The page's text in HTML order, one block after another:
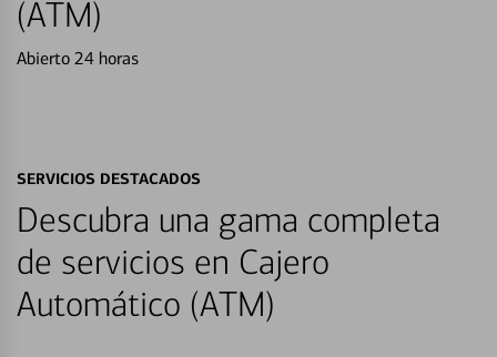
(ATM)
Abierto 24 horas
SERVICIOS DESTACADOS
Descubra una gama completa
de servicios en Cajero
Automático (ATM)